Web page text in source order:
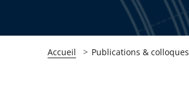
Accueil Publications & colloques